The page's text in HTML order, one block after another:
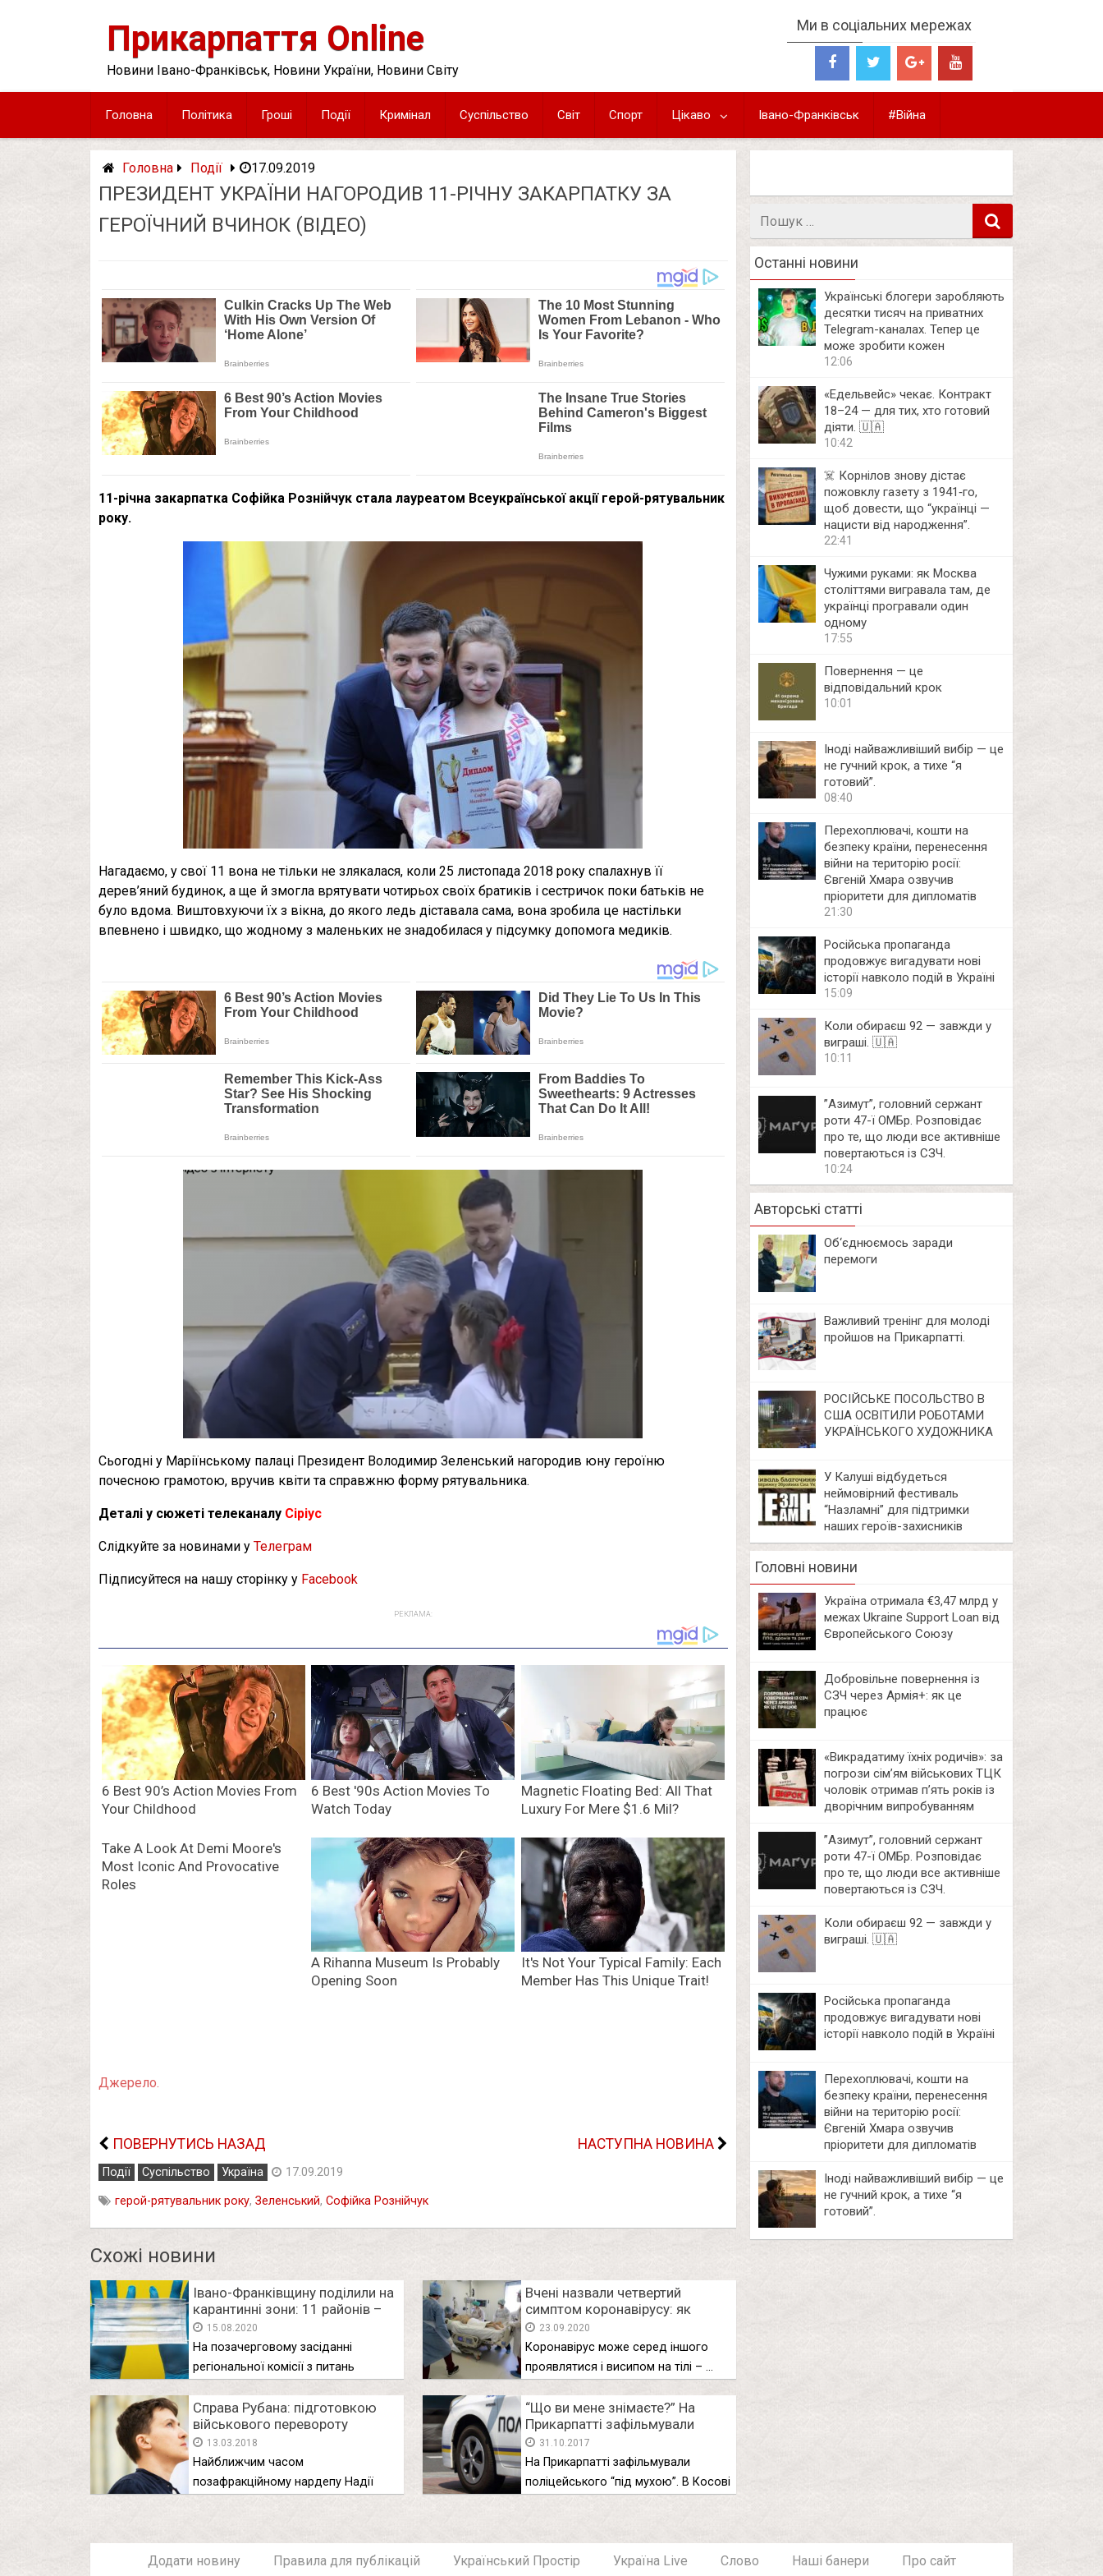
Прикарпаття Online
Новини Івано-Франківськ, Новини України, Новини Світу
Ми в соціальних мережах
Головна Політика Гроші Події Кримінал Суспільство Світ Спорт Цікаво Івано-Франківськ #Війна
Головна Події 17.09.2019
ПРЕЗИДЕНТ УКРАЇНИ НАГОРОДИВ 11-РІЧНУ ЗАКАРПАТКУ ЗА
ГЕРОЇЧНИЙ ВЧИНОК (ВІДЕО)
11-річна закарпатка Софійка Рознійчук стала лауреатом Всеукраїнської акції герой-рятувальник
року.
Нагадаємо, у свої 11 вона не тільки не злякалася, коли 25 листопада 2018 року спалахнув її
дерев’яний будинок, а ще й змогла врятувати чотирьох своїх братиків і сестричок поки батьків не
було вдома. Виштовхуючи їх з вікна, до якого ледь діставала сама, вона зробила це настільки
впевнено і швидко, що жодному з маленьких не знадобилася у підсумку допомога медиків.
Сьогодні у Маріїнському палаці Президент Володимир Зеленський нагородив юну героїню
почесною грамотою, вручив квіти та справжню форму рятувальника.
Деталі у сюжеті телеканалу Сіріус
Слідкуйте за новинами у Телеграм
Підписуйтеся на нашу сторінку у Facebook
РЕКЛАМА:
Джерело.
ПОВЕРНУТИСЬ НАЗАД НАСТУПНА НОВИНА
Події Суспільство Україна 17.09.2019
герой-рятувальник року, Зеленський, Софійка Рознійчук
Схожі новини
Івано-Франківщину поділили на
карантинні зони: 11 районів –
“жовті”
15.08.2020
На позачерговому засіданні
регіональної комісії з питань
Вчені назвали четвертий
симптом коронавірусу: як
виглядає
23.09.2020
Коронавірус може серед іншого
проявлятися і висипом на тілі – …
Справа Рубана: підготовкою
військового перевороту
займалася Савченко – ЗМІ
13.03.2018
Найближчим часом
позафракційному нардепу Надії
“Що ви мене знімаєте?” На
Прикарпатті зафільмували
поліцейського “під
мухою”(відео)
31.10.2017
На Прикарпатті зафільмували
поліцейського “під мухою”. В Косові
Останні новини
Українські блогери заробляють
десятки тисяч на приватних
Telegram-каналах. Тепер це
може зробити кожен
12:06
«Едельвейс» чекає. Контракт
18–24 — для тих, хто готовий
діяти. 🇺🇦
10:42
☠️ Корнілов знову дістає
пожовклу газету з 1941‑го,
щоб довести, що “українці —
нацисти від народження”.
22:41
Чужими руками: як Москва
століттями вигравала там, де
українці програвали один
одному
17:55
Повернення — це
відповідальний крок
10:01
Іноді найважливіший вибір — це
не гучний крок, а тихе “я
готовий”.
08:40
Перехоплювачі, кошти на
безпеку країни, перенесення
війни на територію росії:
Євгеній Хмара озвучив
пріоритети для дипломатів
21:30
Російська пропаганда
продовжує вигадувати нові
історії навколо подій в Україні
15:09
Коли обираєш 92 — завжди у
виграші. 🇺🇦
10:11
⁨”Азимут”, головний сержант
роти 47-ї ОМБр. Розповідає
про те, що люди все активніше
повертаються із СЗЧ.
10:24
Авторські статті
Об‘єднюємось заради
перемоги
Важливий тренінг для молоді
пройшов на Прикарпатті.
РОСІЙСЬКЕ ПОСОЛЬСТВО В
США ОСВІТИЛИ РОБОТАМИ
УКРАЇНСЬКОГО ХУДОЖНИКА
У Калуші відбудеться
неймовірний фестиваль
“Назламні” для підтримки
наших героїв-захисників
Головні новини
Україна отримала €3,47 млрд у
межах Ukraine Support Loan від
Європейського Союзу
Добровільне повернення із
СЗЧ через Армія+: як це
працює
«Викрадатиму їхніх родичів»: за
погрози сім’ям військових ТЦК
чоловік отримав п’ять років із
дворічним випробуванням
⁨”Азимут”, головний сержант
роти 47-ї ОМБр. Розповідає
про те, що люди все активніше
повертаються із СЗЧ.
Коли обираєш 92 — завжди у
виграші. 🇺🇦
Російська пропаганда
продовжує вигадувати нові
історії навколо подій в Україні
Перехоплювачі, кошти на
безпеку країни, перенесення
війни на територію росії:
Євгеній Хмара озвучив
пріоритети для дипломатів
Іноді найважливіший вибір — це
не гучний крок, а тихе “я
готовий”.
Додати новину Правила для публікацій Український Простір Україна Live Слово Наші банери Про сайт